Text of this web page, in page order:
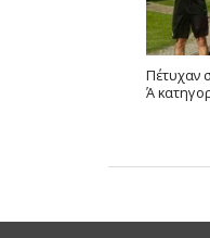
Πέτυχαν
Ά